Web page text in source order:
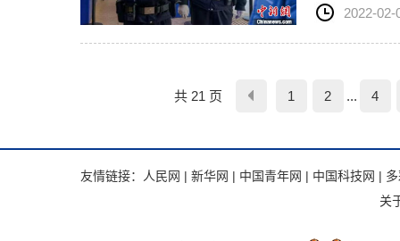
2022-02-
共 21 页 1 2 ... 4
友情链接： 人民网 | 新华网 | 中国青年网 | 中国科技网 |
关